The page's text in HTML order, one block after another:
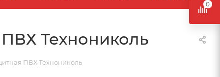
Технониколь
ПВХ Технониколь
0